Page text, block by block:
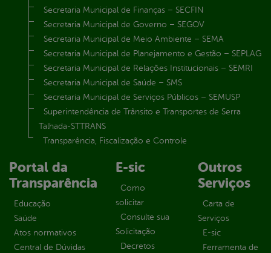
Secretaria Municipal de Finanças – SECFIN
Secretaria Municipal de Governo – SEGOV
Secretaria Municipal de Meio Ambiente – SEMA
Secretaria Municipal de Planejamento e Gestão – SEPLAG
Secretaria Municipal de Relações Institucionais – SEMRI
Secretaria Municipal de Saúde – SMS
Secretaria Municipal de Serviços Públicos – SEMUSP
Superintendência de Trânsito e Transportes de Serra
Talhada-STTRANS
Transparência, Fiscalização e Controle
Portal da
Transparência
Educação
Saúde
Atos normativos
Central de Dúvidas
E-sic
Como
solicitar
Consulte sua
Solicitação
Decretos
Outros
Serviços
Carta de
Serviços
E-sic
Ferramenta de